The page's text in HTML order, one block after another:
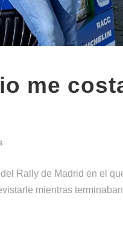
me
Rally de Madrid en el
mientras